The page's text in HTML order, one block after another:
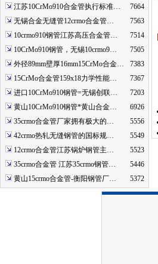
江苏10CrMo910合金管执行标准…
7664
无锡合金无缝管12crmo合金管…
7563
10crmo910钢管江苏高压合金管…
7514
10CrMo910钢管，无锡10crmo9…
7505
外径89mm壁厚16mm15CrMo合金…
7383
15CrMo合金管159x18力学性能…
7367
进口10CrMo910钢管=无锡创联…
7203
黄山10CrMo910钢管*黄山合金…
6926
35crmo合金管厂家拥有极大的…
5556
42crmo热轧无缝钢管的国标规…
5549
12crmo合金管江苏锅炉钢管主…
5523
35crmo合金管 江苏35crmo钢管…
5446
黄山15crmo合金管-衡阳钢管厂…
5372